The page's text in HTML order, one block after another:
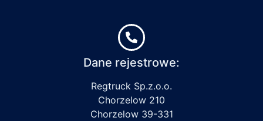
Dane rejestrowe:
Regtruck Sp.z.o.o.
Chorzelow 210
Chorzelow 39-331